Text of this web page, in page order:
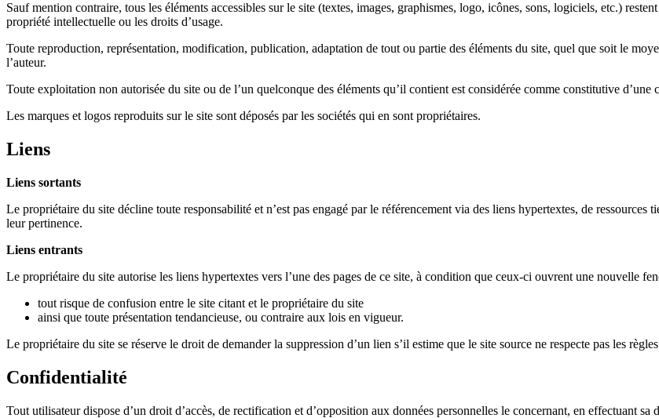
Sauf mention contraire, tous les éléments accessibles sur le site (textes, images, graphismes, logo, icônes, sons, logiciels, etc.)
propriété intellectuelle ou les droits d’usage.
Toute reproduction, représentation, modification, publication, adaptation de tout ou partie des éléments du site, quel que soit le
l’auteur.
Toute exploitation non autorisée du site ou de l’un quelconque des éléments qu’il contient est considérée comme constitutive d’une
Les marques et logos reproduits sur le site sont déposés par les sociétés qui en sont propriétaires.
Liens
Liens sortants
Le propriétaire du site décline toute responsabilité et n’est pas engagé par le référencement via des liens hypertextes, de ressources
leur pertinence.
Liens entrants
Le propriétaire du site autorise les liens hypertextes vers l’une des pages de ce site, à condition que ceux-ci ouvrent une nouvelle
tout risque de confusion entre le site citant et le propriétaire du site
ainsi que toute présentation tendancieuse, ou contraire aux lois en vigueur.
Le propriétaire du site se réserve le droit de demander la suppression d’un lien s’il estime que le site source ne respecte pas les
Confidentialité
Tout utilisateur dispose d’un droit d’accès, de rectification et d’opposition aux données personnelles le concernant, en effectuant sa